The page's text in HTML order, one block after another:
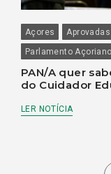
Açores Aprovadas
Parlamento Açoriano
PAN/A quer
do Cuidador
LER NOTÍCIA